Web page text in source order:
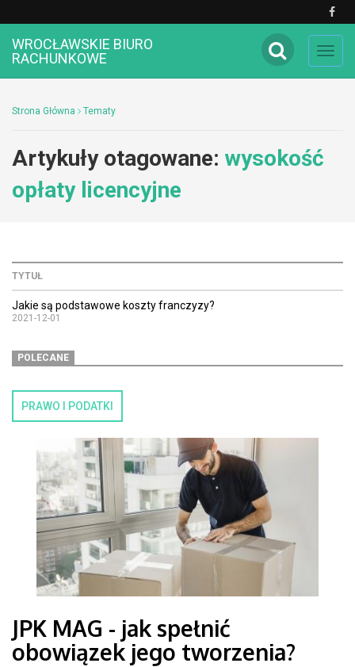
WROCŁAWSKIE BIURO
RACHUNKOWE
Strona Główna Tematy
Artykuły otagowane: wysokość
opłaty licencyjne
TYTUŁ
Jakie są podstawowe koszty franczyzy?
2021-12-01
POLECANE
PRAWO I PODATKI
JPK MAG - jak spełnić
obowiązek jego tworzenia?